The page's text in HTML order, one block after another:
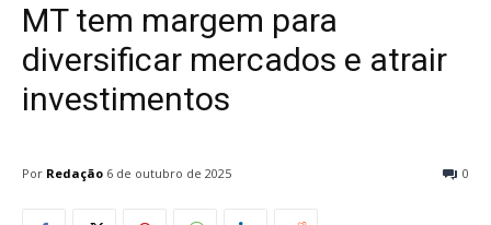
MT tem margem para
diversificar mercados e atrair
investimentos
Por Redação 0
6 de outubro de 2025